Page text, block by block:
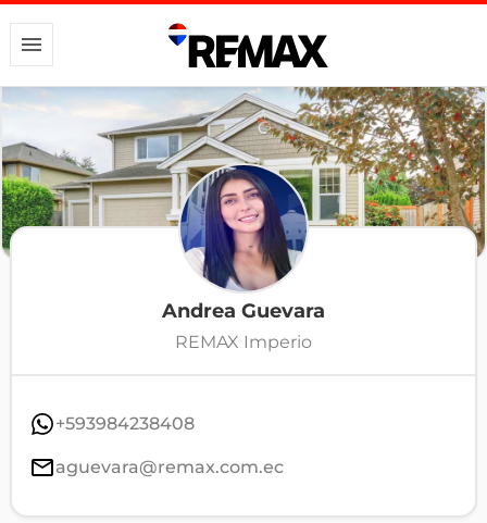
Andrea Guevara
REMAX Imperio
+593984238408
aguevara@remax.com.ec